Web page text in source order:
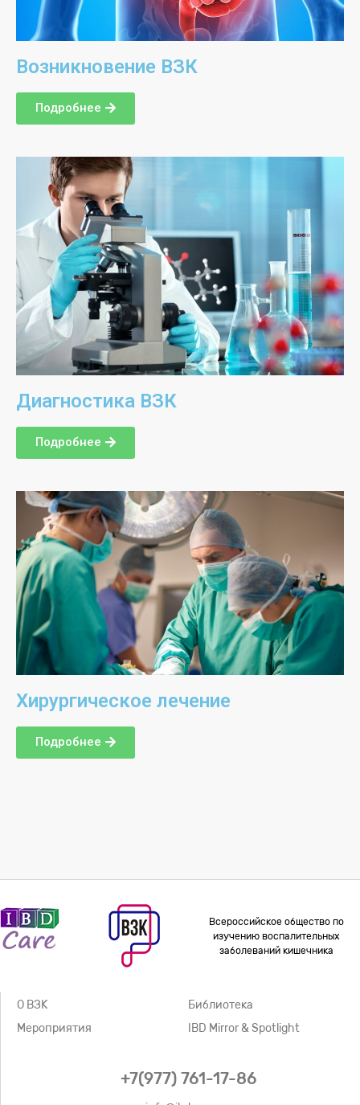
Возникновение ВЗК
Подробнее
Диагностика ВЗК
Подробнее
Хирургическое лечение
Подробнее
Всероссийское общество по
изучению воспалительных
заболеваний кишечника
О ВЗК
Мероприятия
Библиотека
IBD Mirror & Spotlight
+7(977) 761-17-86